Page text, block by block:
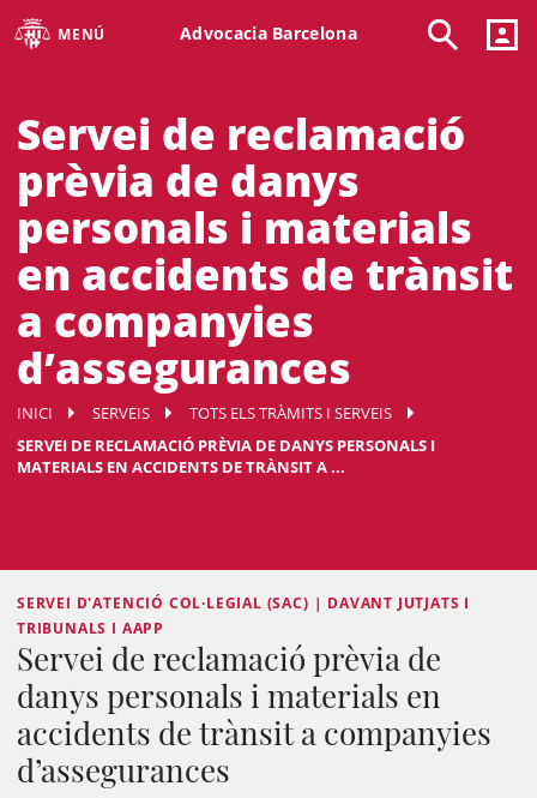
MENÚ Advocacia Barcelona
Servei de reclamació
prèvia de danys
personals i materials
en accidents de trànsit
a companyies
d’assegurances
INICI SERVEIS
TOTS ELS TRÀMITS I SERVEIS
SERVEI DE RECLAMACIÓ PRÈVIA DE DANYS PERSONALS I
MATERIALS EN ACCIDENTS DE TRÀNSIT A ...
SERVEI D'ATENCIÓ COL·LEGIAL (SAC) | DAVANT JUTJATS I
TRIBUNALS I AAPP
Servei de reclamació prèvia de
danys personals i materials en
accidents de trànsit a companyies
d’assegurances